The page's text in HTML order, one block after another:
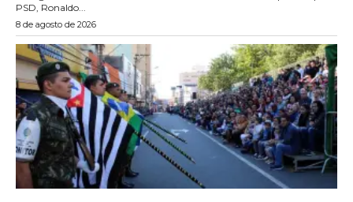
PSD, Ronaldo...
8 de agosto de 2026